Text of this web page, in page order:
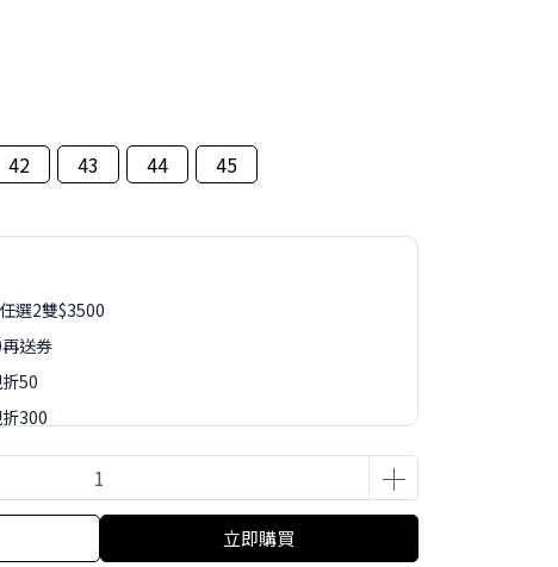
42 43 44 45
選2雙$3500
送券
50
300
450
立即購買